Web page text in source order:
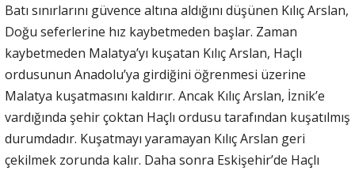
Batı sınırlarını güvence altına aldığını düşünen Kılıç Arslan,
Doğu seferlerine hız kaybetmeden başlar. Zaman
kaybetmeden Malatya’yı kuşatan Kılıç Arslan, Haçlı
ordusunun Anadolu’ya girdiğini öğrenmesi üzerine
Malatya kuşatmasını kaldırır. Ancak Kılıç Arslan, İznik’e
vardığında şehir çoktan Haçlı ordusu tarafından kuşatılmış
durumdadır. Kuşatmayı yaramayan Kılıç Arslan geri
çekilmek zorunda kalır. Daha sonra Eskişehir’de Haçlı